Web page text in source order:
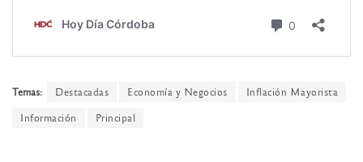
Temas: Destacadas Economía y Negocios
Inflación Mayorista
Información
Principal